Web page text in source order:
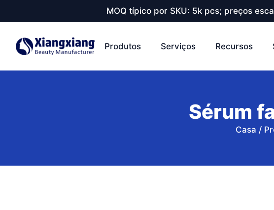
MOQ típico por SKU: 5k pcs; preços
Produtos Serviços Recursos
Sérum
Casa /